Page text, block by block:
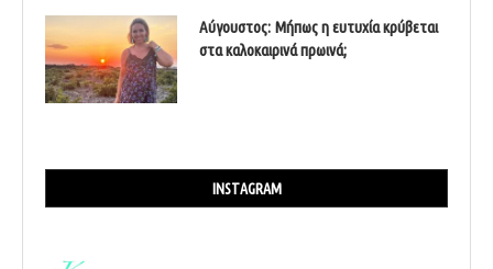
Αύγουστος: Μήπως η ευτυχία κρύβεται
στα καλοκαιρινά πρωινά;
INSTAGRAM